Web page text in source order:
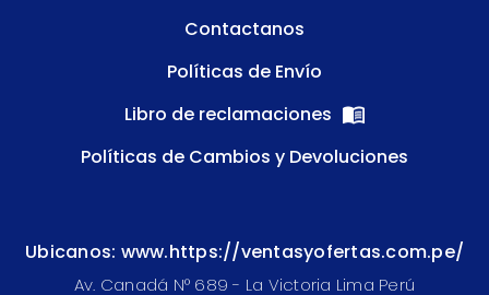
Contactanos
Políticas de Envío
Libro de reclamaciones
Políticas de Cambios y Devoluciones
Ubicanos: www.https://ventasyofertas.com.pe/
Av. Canadá N° 689 - La Victoria Lima Perú